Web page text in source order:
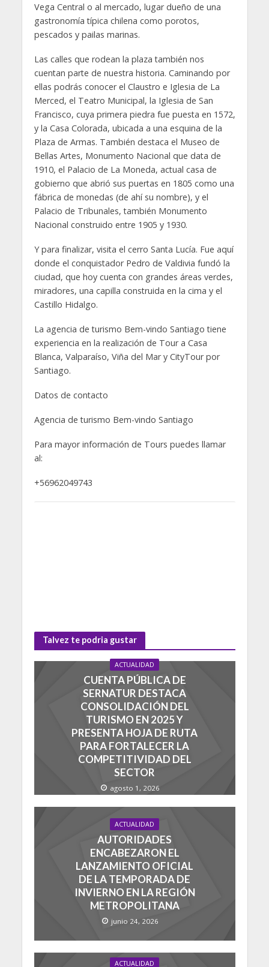
Vega Central o al mercado, lugar dueño de una
gastronomía típica chilena como porotos,
pescados y pailas marinas.
Las calles que rodean la plaza también nos
cuentan parte de nuestra historia. Caminando por
ellas podrás conocer el Claustro e Iglesia de La
Merced, el Teatro Municipal, la Iglesia de San
Francisco, cuya primera piedra fue puesta en 1572,
y la Casa Colorada, ubicada a una esquina de la
Plaza de Armas. También destaca el Museo de
Bellas Artes, Monumento Nacional que data de
1910, el Palacio de La Moneda, actual casa de
gobierno que abrió sus puertas en 1805 como una
fábrica de monedas (de ahí su nombre), y el
Palacio de Tribunales, también Monumento
Nacional construido entre 1905 y 1930.
Y para finalizar, visita el cerro Santa Lucía. Fue aquí
donde el conquistador Pedro de Valdivia fundó la
ciudad, que hoy cuenta con grandes áreas verdes,
miradores, una capilla construida en la cima y el
Castillo Hidalgo.
La agencia de turismo Bem-vindo Santiago tiene
experiencia en la realización de Tour a Casa
Blanca, Valparaíso, Viña del Mar y CityTour por
Santiago.
Datos de contacto
Agencia de turismo Bem-vindo Santiago
Para mayor información de Tours puedes llamar
al:
+56962049743
Talvez te podria gustar
ACTUALIDAD
CUENTA PÚBLICA DE
SERNATUR DESTACA
CONSOLIDACIÓN DEL
TURISMO EN 2025 Y
PRESENTA HOJA DE RUTA
PARA FORTALECER LA
COMPETITIVIDAD DEL
SECTOR
agosto 1, 2026
ACTUALIDAD
AUTORIDADES
ENCABEZARON EL
LANZAMIENTO OFICIAL
DE LA TEMPORADA DE
INVIERNO EN LA REGIÓN
METROPOLITANA
junio 24, 2026
ACTUALIDAD